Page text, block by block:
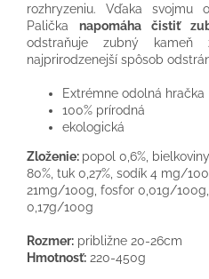
rozhryzeniu. Vďaka svojmu
Palička napomáha čistiť
odstraňuje zubný
najprirodzenejší spôsob
Extrémne odolná hračka
100% prírodná
ekologická
Zloženie: popol 0,6%,
80%, tuk 0,27%, sodík 4 mg/
21mg/100g, fosfor 0,01g/
0,17g/100g
Rozmer: približne 20-26cm
Hmotnosť: 220-450g